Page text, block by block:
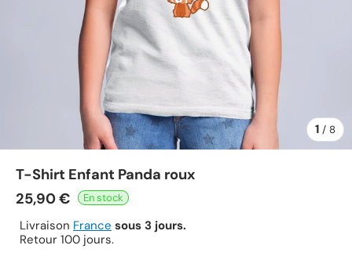
1 / de
8
T-Shirt Enfant Panda roux
25,90 €
Livraison France sous 3 jours.
Retour 100 jours.